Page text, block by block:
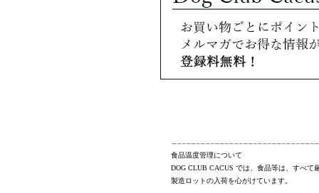
食品温度管理について
DOG CLUB CACUS では、食品等は、すべて
製造ロットの入荷を心がけています。